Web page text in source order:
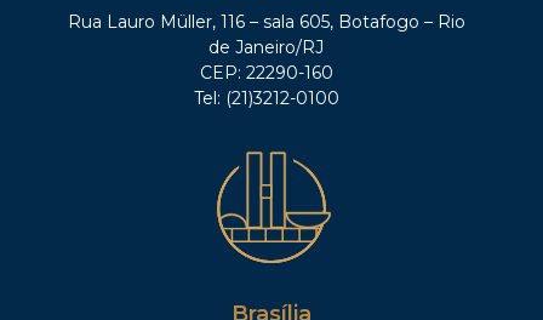
Rua Lauro Müller, 116 – sala 605, Botafogo – Rio
de Janeiro/RJ
CEP: 22290-160
Tel: (21)3212-0100
Brasília